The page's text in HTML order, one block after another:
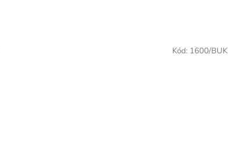
Kód: 1600/BUK